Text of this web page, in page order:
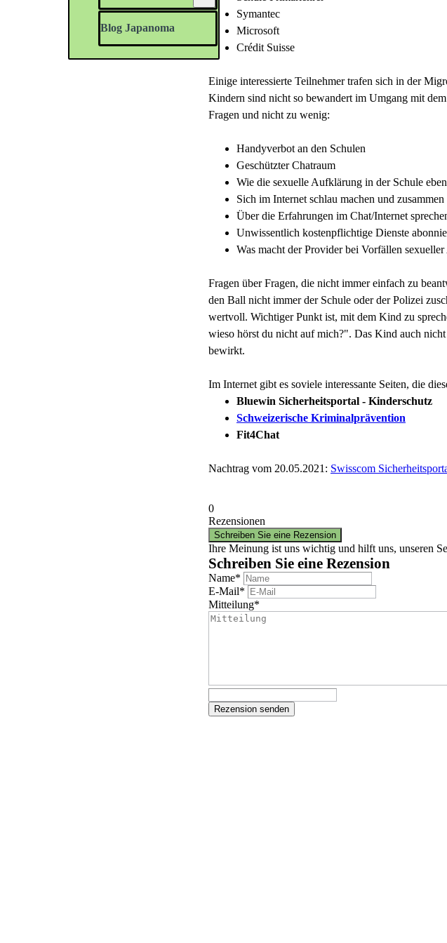
Blog Japanoma
Symantec
Microsoft
Crédit Suisse
Einige interessierte Teilnehmer trafen sich in der
Kindern sind nicht so bewandert im Umgang mit
Fragen und nicht zu wenig:
Handyverbot an den Schulen
Geschützter Chatraum
Wie die sexuelle Aufklärung in der Schule
Sich im Internet schlau machen und
Über die Erfahrungen im Chat/Internet
Unwissentlich kostenpflichtige Dienste
Was macht der Provider bei Vorfällen
Fragen über Fragen, die nicht immer einfach zu
den Ball nicht immer der Schule oder der Polizei
wertvoll. Wichtiger Punkt ist, mit dem Kind zu
wieso hörst du nicht auf mich?". Das Kind auch
bewirkt.
Im Internet gibt es soviele interessante Seiten, die
Bluewin Sicherheitsportal - Kinderschutz
Schweizerische Kriminalprävention
Fit4Chat
Nachtrag vom 20.05.2021: Swisscom
0
Rezensionen
Ihre Meinung ist uns wichtig und hilft uns, unseren
Schreiben Sie eine Rezension
Name*
E-Mail*
Mitteilung*